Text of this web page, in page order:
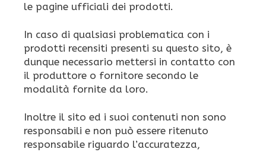
le pagine ufficiali dei prodotti.
In caso di qualsiasi problematica con i
prodotti recensiti presenti su questo sito, è
dunque necessario mettersi in contatto con
il produttore o fornitore secondo le
modalità fornite da loro.
Inoltre il sito ed i suoi contenuti non sono
responsabili e non può essere ritenuto
responsabile riguardo l’accuratezza,